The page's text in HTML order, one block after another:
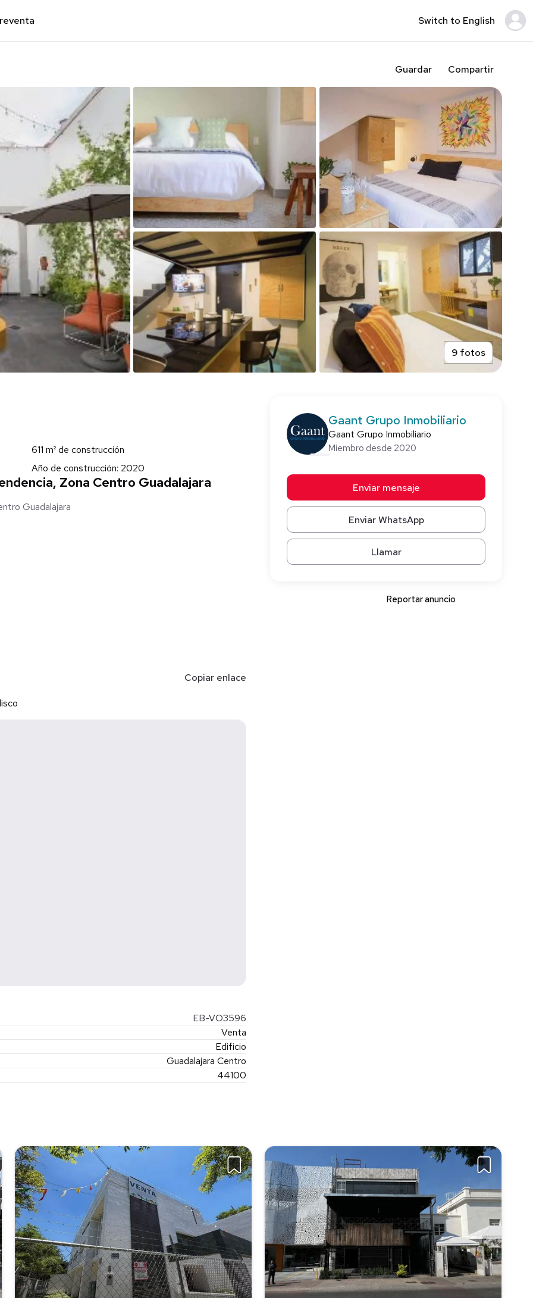
Switch to English
Guardar Compartir
9 fotos
611 m² de construcción
Año de construcción: 2020
Zona Centro Guadalajara
Guadalajara
Americana
Copiar enlace
EB-VO3596
Venta
Edificio
Guadalajara Centro
44100
Gaant Grupo Inmobiliario
Gaant Grupo Inmobiliario
Miembro desde 2020
Enviar mensaje
Enviar WhatsApp
Llamar
Reportar anuncio